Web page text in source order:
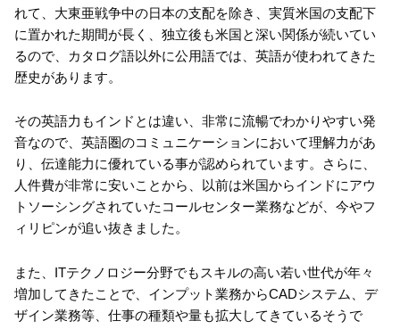
れて、大東亜戦争中の日本の支配を除き、実質米国の支配下
に置かれた期間が長く、独立後も米国と深い関係が続いてい
るので、カタログ語以外に公用語では、英語が使われてきた
歴史があります。
その英語力もインドとは違い、非常に流暢でわかりやすい発
音なので、英語圏のコミュニケーションにおいて理解力があ
り、伝達能力に優れている事が認められています。さらに、
人件費が非常に安いことから、以前は米国からインドにアウ
トソーシングされていたコールセンター業務などが、今やフ
ィリピンが追い抜きました。
また、ITテクノロジー分野でもスキルの高い若い世代が年々
増加してきたことで、インプット業務からCADシステム、デ
ザイン業務等、仕事の種類や量も拡大してきているそうで